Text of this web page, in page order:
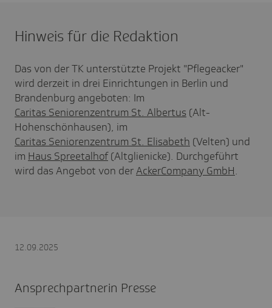
Hinweis für die Redaktion
Das von der TK unterstützte Projekt "Pflegeacker"
wird derzeit in drei Einrichtungen in Berlin und
Brandenburg angeboten: Im
Caritas Seniorenzentrum St. Albertus (Alt-
Hohenschönhausen), im
Caritas Seniorenzentrum St. Elisabeth (Velten) und
im Haus Spreetalhof(Altglienicke). Durchgeführt
wird das Angebot von derAckerCompany GmbH.
12.09.2025
Ansprechpartnerin Presse